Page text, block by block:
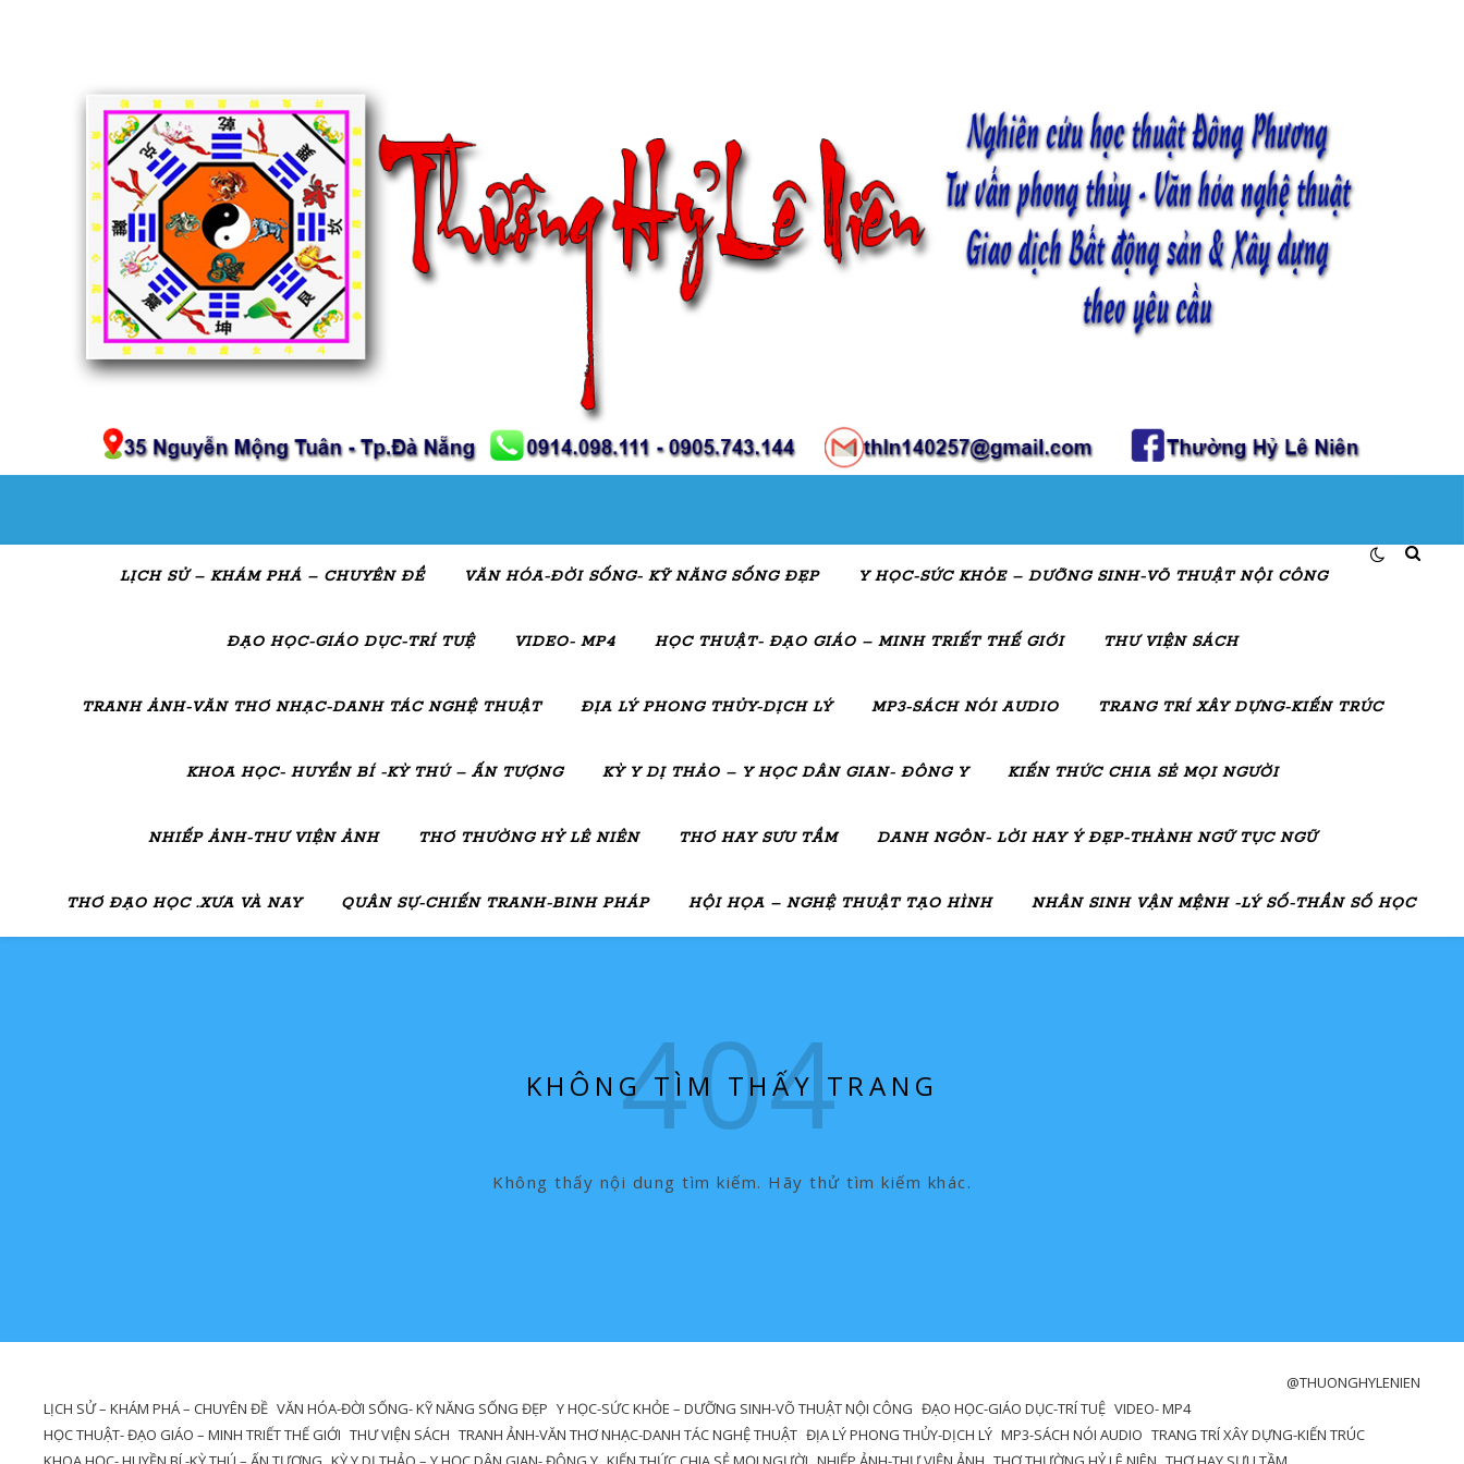
LỊCH SỬ – KHÁM PHÁ – CHUYÊN ĐỀ VĂN HÓA-ĐỜI SỐNG- KỸ NĂNG SỐNG ĐẸP Y HỌC-SỨC KHỎE – DƯỠNG SINH-VÕ THUẬT NỘI CÔNG
ĐẠO HỌC-GIÁO DỤC-TRÍ TUỆ VIDEO- MP4 HỌC THUẬT- ĐẠO GIÁO – MINH TRIẾT THẾ GIỚI THƯ VIỆN SÁCH
TRANH ẢNH-VĂN THƠ NHẠC-DANH TÁC NGHỆ THUẬT ĐỊA LÝ PHONG THỦY-DỊCH LÝ MP3-SÁCH NÓI AUDIO TRANG TRÍ XÂY DỰNG-KIẾN TRÚC
KHOA HỌC- HUYỀN BÍ -KỲ THÚ – ẤN TƯỢNG KỲ Y DỊ THẢO – Y HỌC DÂN GIAN- ĐÔNG Y KIẾN THỨC CHIA SẺ MỌI NGƯỜI
NHIẾP ẢNH-THƯ VIỆN ẢNH THƠ THƯỜNG HỶ LÊ NIÊN THƠ HAY SƯU TẦM DANH NGÔN- LỜI HAY Ý ĐẸP-THÀNH NGỮ TỤC NGỮ
THƠ ĐẠO HỌC .XƯA VÀ NAY QUÂN SỰ-CHIẾN TRANH-BINH PHÁP HỘI HỌA – NGHỆ THUẬT TẠO HÌNH NHÂN SINH VẬN MỆNH -LÝ SỐ-THẦN SỐ HỌC
KHÔNG TÌM THẤY TRANG
Không thấy nội dung tìm kiếm. Hãy thử tìm kiếm khác.
@THUONGHYLENIEN
LỊCH SỬ – KHÁM PHÁ – CHUYÊN ĐỀ VĂN HÓA-ĐỜI SỐNG- KỸ NĂNG SỐNG ĐẸP Y HỌC-SỨC KHỎE – DƯỠNG SINH-VÕ THUẬT NỘI CÔNG ĐẠO HỌC-GIÁO DỤC-TRÍ TUỆ VIDEO- MP4
HỌC THUẬT- ĐẠO GIÁO – MINH TRIẾT THẾ GIỚI THƯ VIỆN SÁCH TRANH ẢNH-VĂN THƠ NHẠC-DANH TÁC NGHỆ THUẬT ĐỊA LÝ PHONG THỦY-DỊCH LÝ MP3-SÁCH NÓI AUDIO TRANG TRÍ XÂY DỰNG-KIẾN TRÚC